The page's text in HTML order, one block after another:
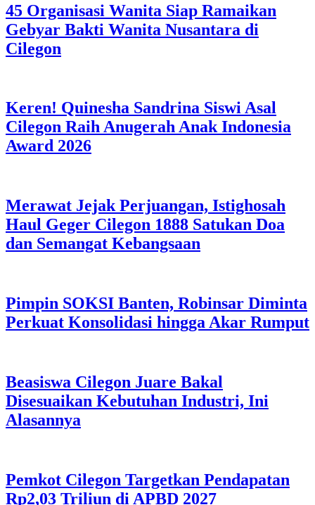
45 Organisasi Wanita Siap Ramaikan
Gebyar Bakti Wanita Nusantara di
Cilegon
Keren! Quinesha Sandrina Siswi Asal
Cilegon Raih Anugerah Anak Indonesia
Award 2026
Merawat Jejak Perjuangan, Istighosah
Haul Geger Cilegon 1888 Satukan Doa
dan Semangat Kebangsaan
Pimpin SOKSI Banten, Robinsar Diminta
Perkuat Konsolidasi hingga Akar Rumput
Beasiswa Cilegon Juare Bakal
Disesuaikan Kebutuhan Industri, Ini
Alasannya
Pemkot Cilegon Targetkan Pendapatan
Rp2,03 Triliun di APBD 2027